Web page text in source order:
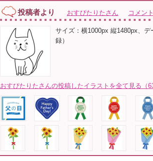
投稿者より おすぴたりたさん コメン
サイズ：横1000px 縦1480px、
録）
おすぴたりたさんの投稿したイラストを全て見る（